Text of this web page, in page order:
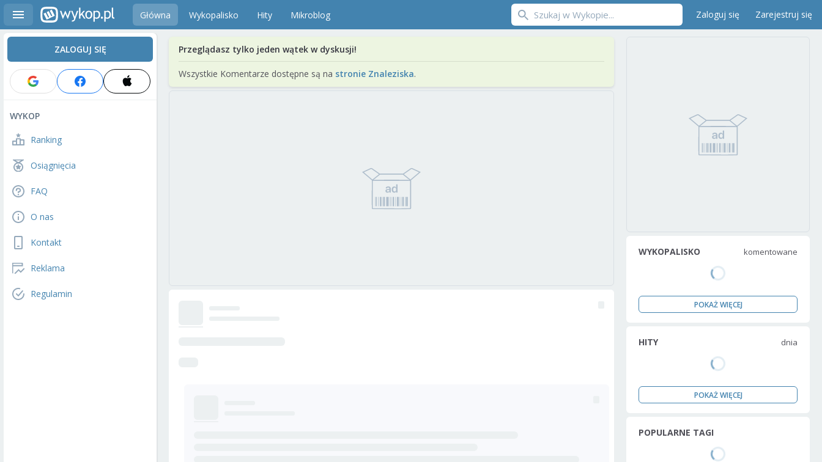
Główna Wykopalisko Hity Mikroblog Zaloguj się Zarejestruj się
ZALOGUJ SIĘ
WYKOP
Ranking
Osiągnięcia
FAQ
O nas
Kontakt
Reklama
Regulamin
Przeglądasz tylko jeden wątek w dyskusji!
Wszystkie Komentarze dostępne są na stronie Znaleziska.
WYKOPALISKO komentowane
POKAŻ WIĘCEJ
HITY dnia
POKAŻ WIĘCEJ
POPULARNE TAGI